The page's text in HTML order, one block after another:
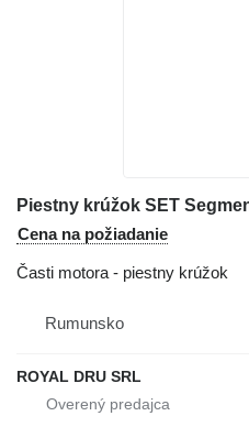
Cena na požiadanie
Časti motora - piestny krúžok
Rumunsko
ROYAL DRU SRL